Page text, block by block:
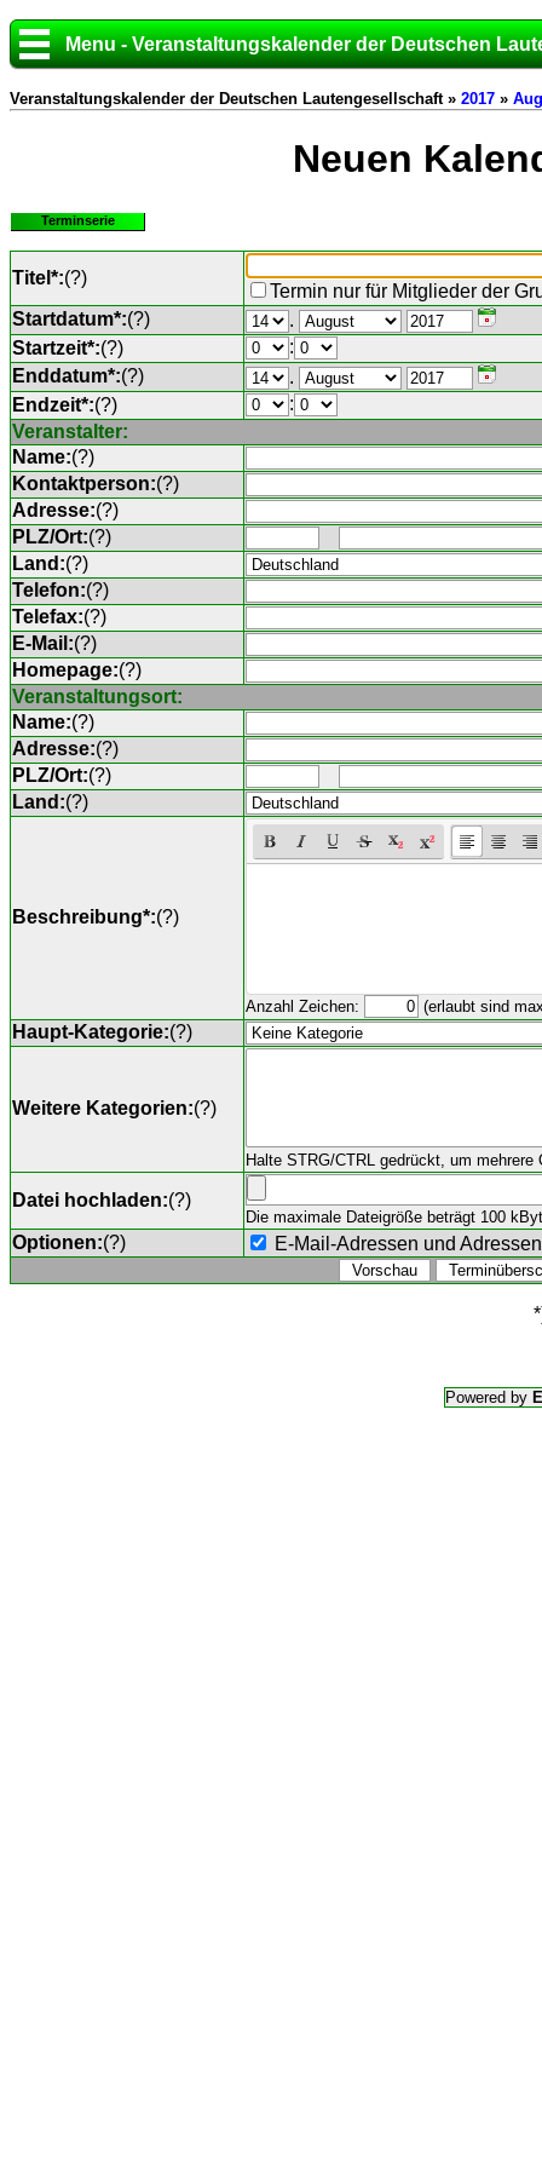
Menu - Veranstaltungskalender der Deutschen
Veranstaltungskalender der Deutschen Lautengesellschaft » 2017 »
Neuen
Terminserie
Titel*:(?)
Termin nur für Mitglieder der
Startdatum*:(?)
.
Startzeit*:(?)
:
Enddatum*:(?)
.
Endzeit*:(?)
:
Veranstalter:
Name:(?)
Kontaktperson:(?)
Adresse:(?)
PLZ/Ort:(?)
Land:(?)
Telefon:(?)
Telefax:(?)
E-Mail:(?)
Homepage:(?)
Veranstaltungsort:
Name:(?)
Adresse:(?)
PLZ/Ort:(?)
Land:(?)
Beschreibung*:(?)
Anzahl Zeichen: (erlaubt sind
Haupt-Kategorie:(?)
Weitere Kategorien:(?)
Halte STRG/CTRL gedrückt, um mehrere
Datei hochladen:(?)
Die maximale Dateigröße beträgt 100
Optionen:(?) E-Mail-Adressen und
Powered by